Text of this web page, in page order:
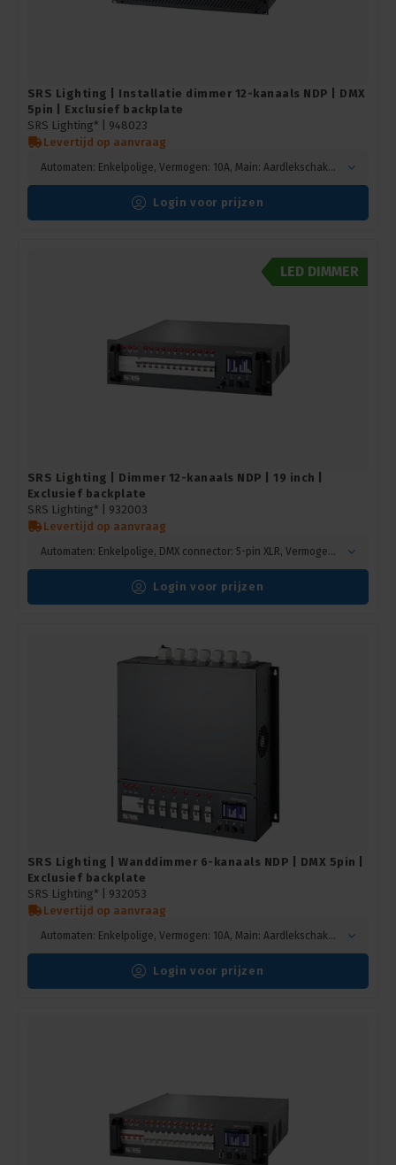
SRS Lighting | Installatie dimmer 12-kanaals NDP | DMX
5pin | Exclusief backplate
SRS Lighting* | 948023
Levertijd op aanvraag
Automaten: Enkelpolige, Vermogen: 10A, Main: Aardlekschakelaar
Login voor prijzen
LED DIMMER
SRS Lighting | Dimmer 12-kanaals NDP | 19 inch |
Exclusief backplate
SRS Lighting* | 932003
Levertijd op aanvraag
Automaten: Enkelpolige, DMX connector: 5-pin XLR, Vermogen: 10A, Main: Aardlekschakelaar
Login voor prijzen
SRS Lighting | Wanddimmer 6-kanaals NDP | DMX 5pin |
Exclusief backplate
SRS Lighting* | 932053
Levertijd op aanvraag
Automaten: Enkelpolige, Vermogen: 10A, Main: Aardlekschakelaar
Login voor prijzen